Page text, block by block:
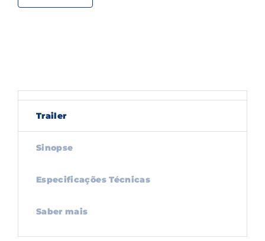
Trailer
Sinopse
Especificações Técnicas
Saber mais